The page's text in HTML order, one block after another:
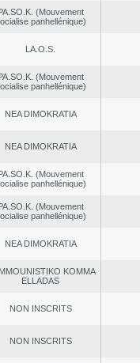
PA.SO.K. (Mouvement
panhellénique)
LA.O.S.
PA.SO.K. (Mouvement
panhellénique)
NEA DΙMOKRATIA
NEA DΙMOKRATIA
PA.SO.K. (Mouvement
panhellénique)
PA.SO.K. (Mouvement
panhellénique)
NEA DΙMOKRATIA
KOMMA
ELLADAS
NON INSCRITS
NON INSCRITS